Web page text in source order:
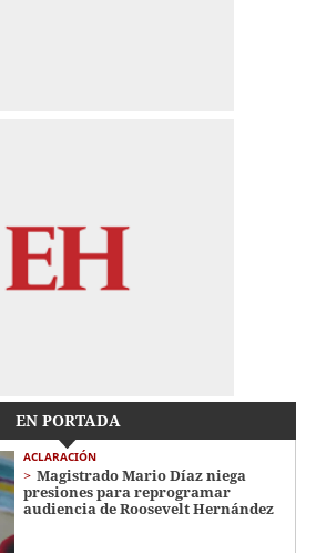
EN PORTADA
ACLARACIÓN
Magistrado Mario Díaz niega
presiones para reprogramar
audiencia de Roosevelt Hernández